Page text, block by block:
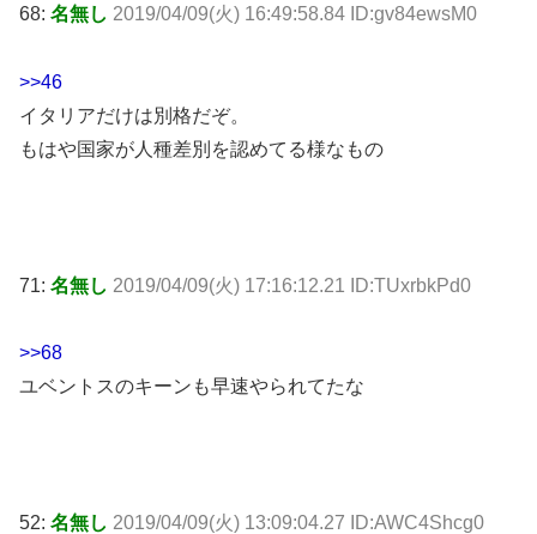
68: 名無し 2019/04/09(火) 16:49:58.84 ID:gv84ewsM0
>>46
イタリアだけは別格だぞ。
もはや国家が人種差別を認めてる様なもの
71: 名無し 2019/04/09(火) 17:16:12.21 ID:TUxrbkPd0
>>68
ユベントスのキーンも早速やられてたな
52: 名無し 2019/04/09(火) 13:09:04.27 ID:AWC4Shcg0